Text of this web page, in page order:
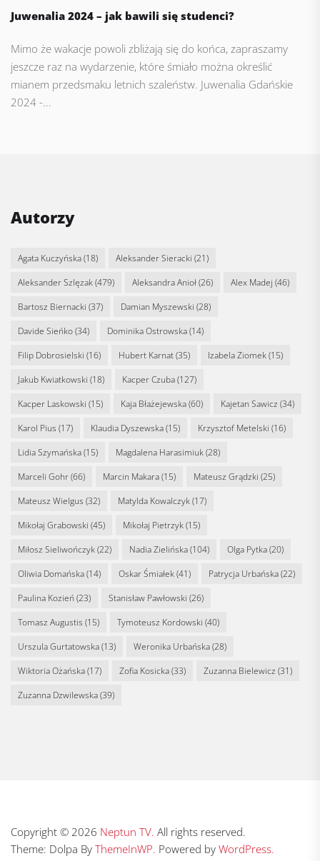
Juwenalia 2024 – jak bawili się studenci?
Mimo że wakacje powoli zbliżają się do końca, zapraszamy
jeszcze raz na wydarzenie, które śmiało można określić
mianem przedsmaku letnich szaleństw. Juwenalia Gdańskie
2024 -...
Autorzy
Agata Kuczyńska(18) Aleksander Sieracki (21)
Aleksander Szlęzak(479) Aleksandra Anioł(26) Alex Madej (46)
Bartosz Biernacki (37) Damian Myszewski (28)
Davide Sieńko(34) Dominika Ostrowska(14)
Filip Dobrosielski (16) Hubert Karnat(35) Izabela Ziomek(15)
Jakub Kwiatkowski (18) Kacper Czuba(127)
Kacper Laskowski (15) Kaja Błażejewska(60) Kajetan Sawicz (34)
Karol Pius (17) Klaudia Dyszewska(15) Krzysztof Metelski (16)
Lidia Szymańska(15) Magdalena Harasimiuk(28)
Marceli Gohr(66) Marcin Makara(15) Mateusz Grądzki (25)
Mateusz Wielgus (32) Matylda Kowalczyk(17)
Mikołaj Grabowski (45) Mikołaj Pietrzyk(15)
Miłosz Sieliwończyk(22) Nadia Zielińska(104) Olga Pytka(20)
Oliwia Domańska(14) Oskar Śmiałek(41) Patrycja Urbańska(22)
Paulina Kozień (23) Stanisław Pawłowski (26)
Tomasz Augustis (15) Tymoteusz Kordowski (40)
Urszula Gurtatowska(13) Weronika Urbańska(28)
Wiktoria Ożańska(17) Zofia Kosicka(33) Zuzanna Bielewicz (31)
Zuzanna Dzwilewska(39)
Copyright © 2026 Neptun TV. All rights reserved.
Theme: Dolpa By ThemeInWP. Powered by WordPress.